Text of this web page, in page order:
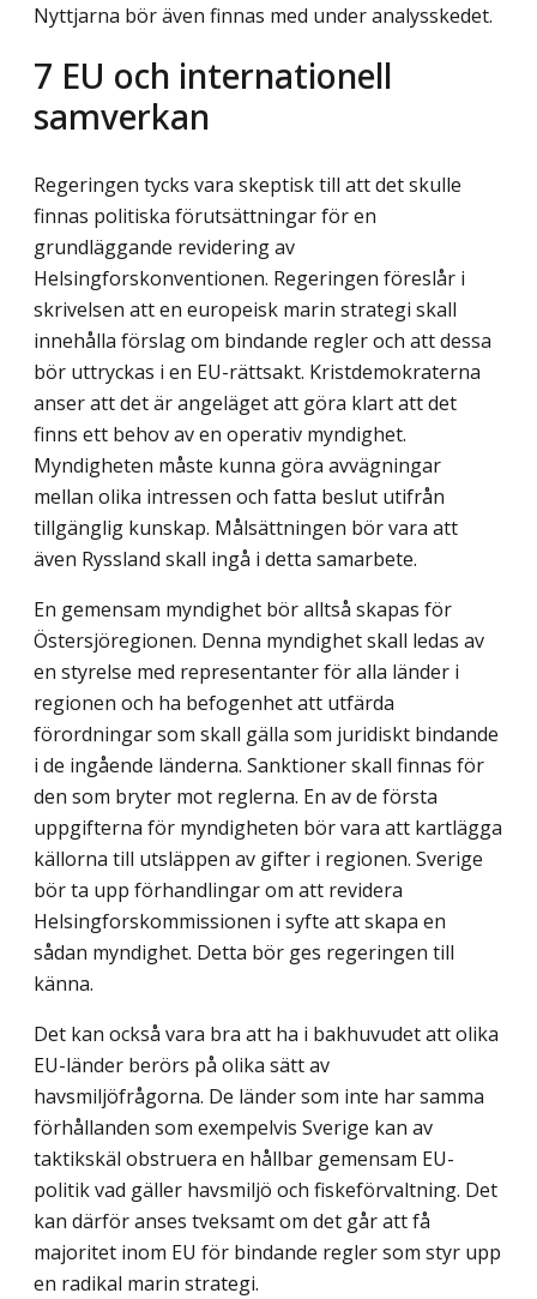
Nyttjarna bör även finnas med under analysskedet.
7 EU och internationell
samverkan
Regeringen tycks vara skeptisk till att det skulle
finnas politiska förutsättningar för en
grundläggande revidering av
Helsingforskonventionen. Regeringen föreslår i
skrivelsen att en europeisk marin strategi skall
innehålla förslag om bindande regler och att dessa
bör uttryckas i en EU-rättsakt. Kristdemokraterna
anser att det är angeläget att göra klart att det
finns ett behov av en operativ myndighet.
Myndigheten måste kunna göra avvägningar
mellan olika intressen och fatta beslut utifrån
tillgänglig kunskap. Målsättningen bör vara att
även Ryssland skall ingå i detta samarbete.
En gemensam myndighet bör alltså skapas för
Östersjöregionen. Denna myndighet skall ledas av
en styrelse med representanter för alla länder i
regionen och ha befogenhet att utfärda
förordningar som skall gälla som juridiskt bindande
i de ingående länderna. Sanktioner skall finnas för
den som bryter mot reglerna. En av de första
uppgifterna för myndigheten bör vara att kartlägga
källorna till utsläppen av gifter i regionen. Sverige
bör ta upp förhandlingar om att revidera
Helsingforskommissionen i syfte att skapa en
sådan myndighet. Detta bör ges regeringen till
känna.
Det kan också vara bra att ha i bakhuvudet att olika
EU-länder berörs på olika sätt av
havsmiljöfrågorna. De länder som inte har samma
förhållanden som exempelvis Sverige kan av
taktikskäl obstruera en hållbar gemensam EU-
politik vad gäller havsmiljö och fiskeförvaltning. Det
kan därför anses tveksamt om det går att få
majoritet inom EU för bindande regler som styr upp
en radikal marin strategi.